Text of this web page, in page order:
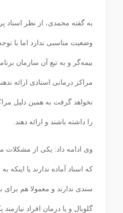
به گفته محمدی، از نظر اسناد
وضعیت مناسبی ندارد اما با
بیمه‌گر و به تبع آن سازمان
مراکز درمانی اسنادی ارائه
نخواهد گرفت به همین دلیل
را داشته باشند و ارائه دهند.
وی ادامه داد: یکی از مشکلات
که اسناد آماده ندارند یا اینکه
سندی ندارند و معمولا هم
گلوبال و یا درمان افراد